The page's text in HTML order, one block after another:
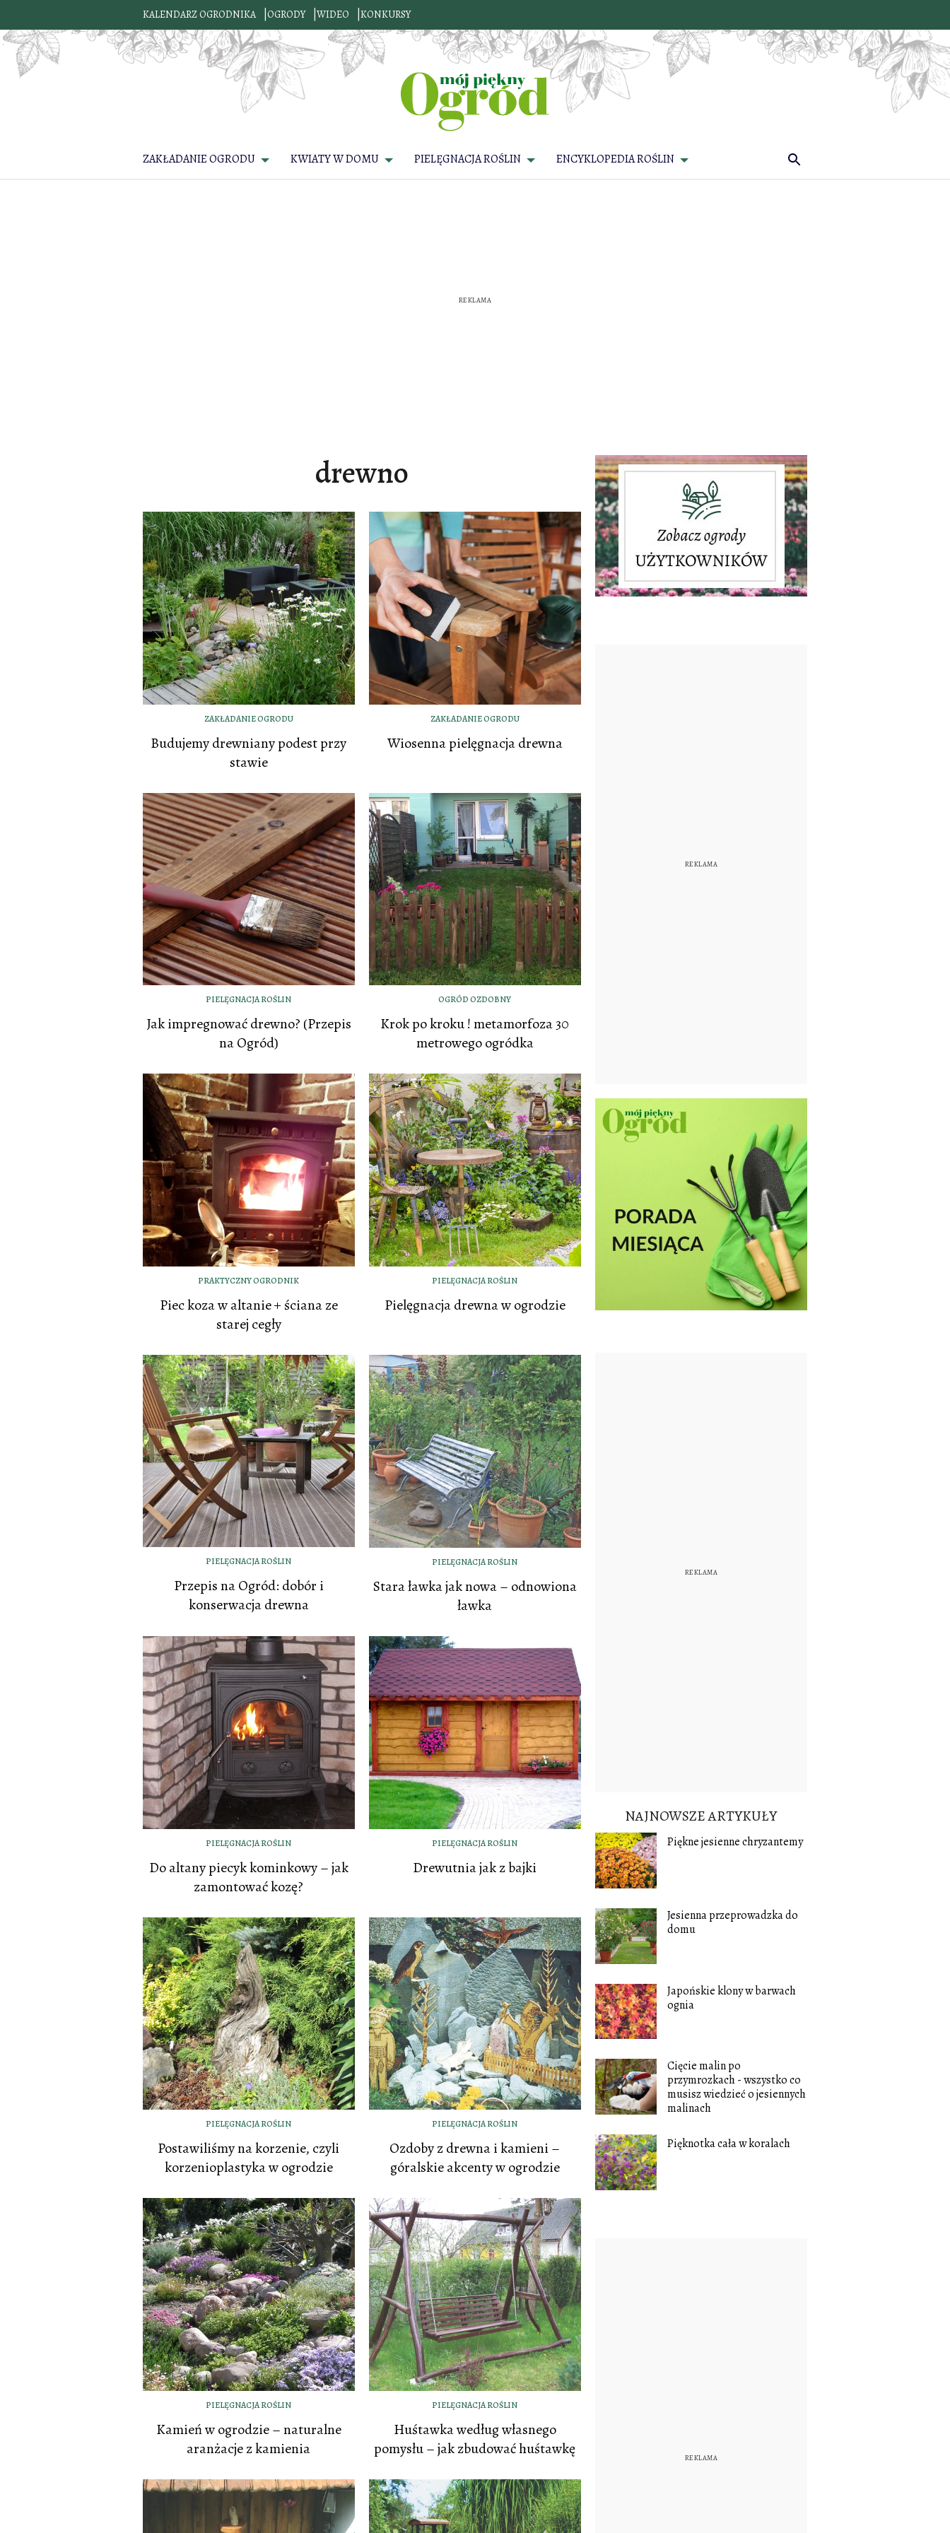
KALENDARZ OGRODNIKA OGRODY WIDEO KONKURSY
ZAKŁADANIE OGRODU KWIATY W DOMU PIELĘGNACJA ROŚLIN ENCYKLOPEDIA ROŚLIN
drewno
ZAKŁADANIE OGRODU
Budujemy drewniany podest przy
stawie
ZAKŁADANIE OGRODU
Wiosenna pielęgnacja drewna
PIELĘGNACJA ROŚLIN
Jak impregnować drewno? (Przepis
na Ogród)
OGRÓD OZDOBNY
Krok po kroku ! metamorfoza 30
metrowego ogródka
PRAKTYCZNY OGRODNIK
Piec koza w altanie + ściana ze
starej cegły
PIELĘGNACJA ROŚLIN
Pielęgnacja drewna w ogrodzie
PIELĘGNACJA ROŚLIN
Przepis na Ogród: dobór i
konserwacja drewna
PIELĘGNACJA ROŚLIN
Stara ławka jak nowa – odnowiona
ławka
PIELĘGNACJA ROŚLIN
Do altany piecyk kominkowy – jak
zamontować kozę?
PIELĘGNACJA ROŚLIN
Drewutnia jak z bajki
PIELĘGNACJA ROŚLIN
Postawiliśmy na korzenie, czyli
korzenioplastyka w ogrodzie
PIELĘGNACJA ROŚLIN
Ozdoby z drewna i kamieni –
góralskie akcenty w ogrodzie
PIELĘGNACJA ROŚLIN
Kamień w ogrodzie – naturalne
aranżacje z kamienia
PIELĘGNACJA ROŚLIN
Huśtawka według własnego
pomysłu – jak zbudować huśtawkę
NAJNOWSZE ARTYKUŁY
Piękne jesienne chryzantemy
Jesienna przeprowadzka do
domu
Japońskie klony w barwach
ognia
Cięcie malin po
przymrozkach - wszystko co
musisz wiedzieć o jesiennych
malinach
Pięknotka cała w koralach